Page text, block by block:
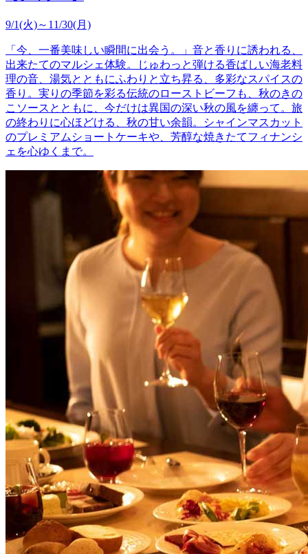
9/1(火)～11/30(月)
「今、一番美味しい瞬間に出会う。」音と香りに誘われる、
出来たてのマルシェ体験。じゅわっと弾ける香ばしい海老料
理の音、湯気とともにふわりと立ち昇る、多彩なスパイスの
香り。実りの季節を彩る伝統のローストビーフも、秋のきの
こソースとともに、今だけは異国の深い秋の風を纏って。旅
の終わりに心ほどける、秋の甘い余韻。シャインマスカット
のプレミアムショートケーキや、芳醇な焼きたてフィナンシ
ェを心ゆくまで。